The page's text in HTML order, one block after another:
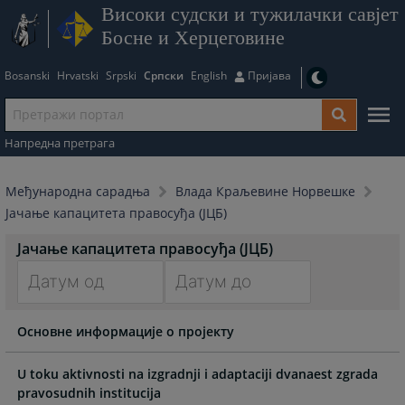
Високи судски и тужилачки савјет
Босне и Херцеговине
Bosanski Hrvatski Srpski Српски English Пријава
Напредна претрага
Међународна сарадња
Влада Краљевине Норвешке
Јачање капацитета правосуђа (ЈЦБ)
Јачање капацитета правосуђа (ЈЦБ)
forward
to
interact
with
forward
to
interact
Основне информације о пројекту
U toku aktivnosti na izgradnji i adaptaciji dvanaest zgrada
pravosudnih institucija